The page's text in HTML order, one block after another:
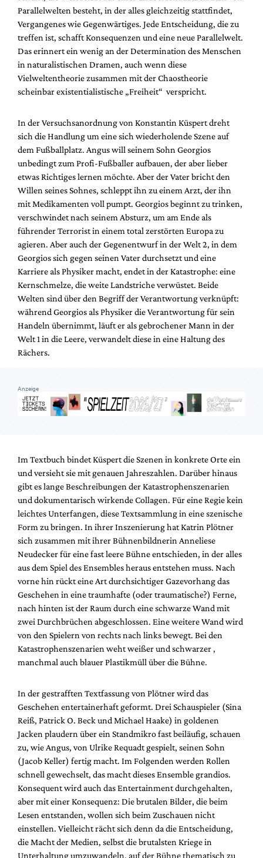
Newsletter
Redaktion
Autor:innen
Partner
Mediadaten
Suche
Parallelwelten besteht, in der alles gleichzeitig stattfindet,
Vergangenes wie Gegenwärtiges. Jede Entscheidung, die zu
treffen ist, schafft Konsequenzen und eine neue Parallelwelt.
Das erinnert ein wenig an der Determination des Menschen
in naturalistischen Dramen, auch wenn diese
Vielweltentheorie zusammen mit der Chaostheorie
scheinbar existentialistische „Freiheit“ verspricht.
In der Versuchsanordnung von Konstantin Küspert dreht
sich die Handlung um eine sich wiederholende Szene auf
dem Fußballplatz. Angus will seinem Sohn Georgios
unbedingt zum Profi-Fußballer aufbauen, der aber lieber
etwas Richtiges lernen möchte. Aber der Vater bricht den
Willen seines Sohnes, schleppt ihn zu einem Arzt, der ihn
mit Medikamenten voll pumpt. Georgios beginnt zu trinken,
verschwindet nach seinem Absturz, um am Ende als
führender Terrorist in einem total zerstörten Europa zu
agieren. Aber auch der Gegenentwurf in der Welt 2, in dem
Georgios sich gegen seinen Vater durchsetzt und eine
Karriere als Physiker macht, endet in der Katastrophe: eine
Kernschmelze, die weite Landstriche verwüstet. Beide
Welten sind über den Begriff der Verantwortung verknüpft:
während Georgios als Physiker die Verantwortung für sein
Handeln übernimmt, läuft er als gebrochener Mann in der
Welt 1 in die Leere, verwandelt diese in eine Haltung des
Rächers.
Anzeige
Im Textbuch bindet Küspert die Szenen in konkrete Orte ein
und versieht sie mit genauen Jahreszahlen. Darüber hinaus
gibt es lange Beschreibungen der Katastrophenszenarien
und dokumentarisch wirkende Collagen. Für eine Regie kein
leichtes Unterfangen, diese Textsammlung in eine szenische
Form zu bringen. In ihrer Inszenierung hat Katrin Plötner
sich zusammen mit ihrer Bühnenbildnerin Anneliese
Neudecker für eine fast leere Bühne entschieden, in der alles
aus dem Spiel des Ensembles heraus entstehen muss. Nach
vorne hin rückt eine Art durchsichtiger Gazevorhang das
Geschehen in eine traumhafte (oder traumatische?) Ferne,
nach hinten ist der Raum durch eine schwarze Wand mit
zwei Durchbrüchen abgeschlossen. Eine weitere Wand wird
von den Spielern von rechts nach links bewegt. Bei den
Katastrophenszenarien weht weißer und schwarzer ,
manchmal auch blauer Plastikmüll über die Bühne.
In der gestrafften Textfassung von Plötner wird das
Geschehen entertainerhaft geformt. Drei Schauspieler (Sina
Reiß, Patrick O. Beck und Michael Haake) in goldenen
Jacken plaudern über ein Standmikro fast beiläufig, schauen
zu, wie Angus, von Ulrike Requadt gespielt, seinen Sohn
(Jacob Keller) fertig macht. Im Folgenden werden Rollen
schnell gewechselt, das macht dieses Ensemble grandios.
Konsequent wird auch das Entertainment durchgehalten,
aber mit einer Konsequenz: Die brutalen Bilder, die beim
Lesen entstanden, wollen sich beim Zuschauen nicht
einstellen. Vielleicht rächt sich denn da die Entscheidung,
die Macht der Medien, selbst die brutalsten Kriege in
Unterhaltung umzuwandeln, auf der Bühne thematisch zu